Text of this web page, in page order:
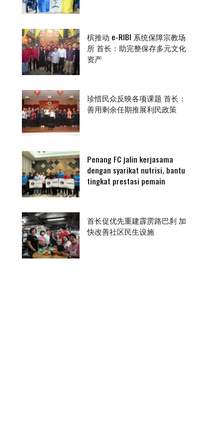
槟推动 e-RIBI 系统保障宗教场
所 首长：助完整保存多元文化
资产
珍惜民众反映各项课题 首长：
善用剩余任期推展利民政策
Penang FC jalin kerjasama
dengan syarikat nutrisi, bantu
tingkat prestasi pemain
首长促优先重建霹雳路巴刹 加
快改善社区民生设施